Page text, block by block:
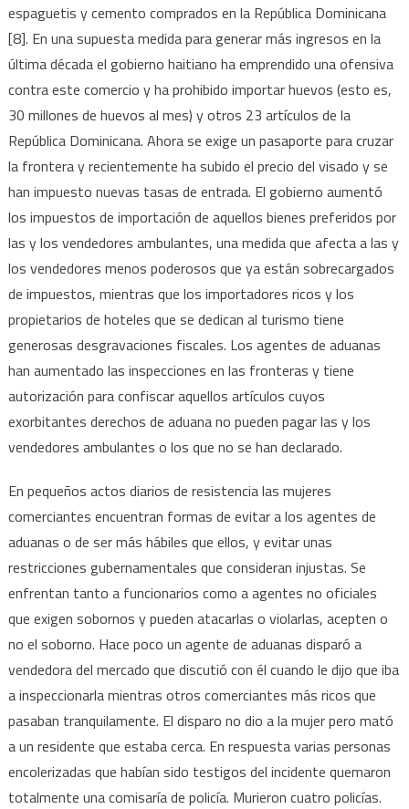
espaguetis y cemento comprados en la República Dominicana
[8]. En una supuesta medida para generar más ingresos en la
última década el gobierno haitiano ha emprendido una ofensiva
contra este comercio y ha prohibido importar huevos (esto es,
30 millones de huevos al mes) y otros 23 artículos de la
República Dominicana. Ahora se exige un pasaporte para cruzar
la frontera y recientemente ha subido el precio del visado y se
han impuesto nuevas tasas de entrada. El gobierno aumentó
los impuestos de importación de aquellos bienes preferidos por
las y los vendedores ambulantes, una medida que afecta a las y
los vendedores menos poderosos que ya están sobrecargados
de impuestos, mientras que los importadores ricos y los
propietarios de hoteles que se dedican al turismo tiene
generosas desgravaciones fiscales. Los agentes de aduanas
han aumentado las inspecciones en las fronteras y tiene
autorización para confiscar aquellos artículos cuyos
exorbitantes derechos de aduana no pueden pagar las y los
vendedores ambulantes o los que no se han declarado.
En pequeños actos diarios de resistencia las mujeres
comerciantes encuentran formas de evitar a los agentes de
aduanas o de ser más hábiles que ellos, y evitar unas
restricciones gubernamentales que consideran injustas. Se
enfrentan tanto a funcionarios como a agentes no oficiales
que exigen sobornos y pueden atacarlas o violarlas, acepten o
no el soborno. Hace poco un agente de aduanas disparó a
vendedora del mercado que discutió con él cuando le dijo que iba
a inspeccionarla mientras otros comerciantes más ricos que
pasaban tranquilamente. El disparo no dio a la mujer pero mató
a un residente que estaba cerca. En respuesta varias personas
encolerizadas que habían sido testigos del incidente quemaron
totalmente una comisaría de policía. Murieron cuatro policías.